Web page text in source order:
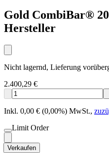
Gold CombiBar®
Hersteller
Nicht lagernd, Lieferung
2.400,29 €
Inkl. 0,00 € (0,00%) MwSt.,
Limit Order
Verkaufen